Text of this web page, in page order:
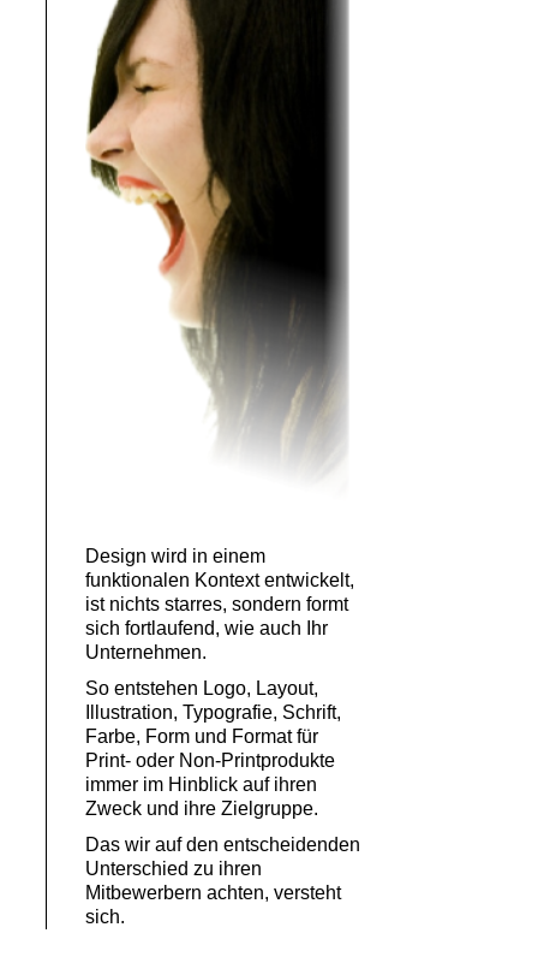
Design wird in einem
funktionalen Kontext entwickelt,
ist nichts starres, sondern formt
sich fortlaufend, wie auch Ihr
Unternehmen.
So entstehen Logo, Layout,
Illustration, Typografie, Schrift,
Farbe, Form und Format für
Print- oder Non-Printprodukte
immer im Hinblick auf ihren
Zweck und ihre Zielgruppe.
Das wir auf den entscheidenden
Unterschied zu ihren
Mitbewerbern achten, versteht
sich.